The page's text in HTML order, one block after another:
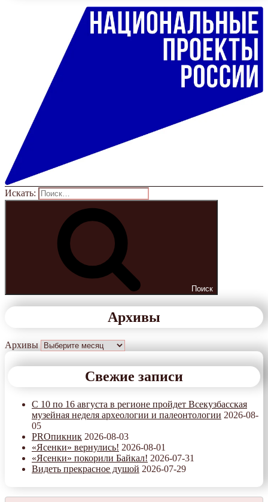
Искать:
Поиск
Архивы
Архивы
Свежие записи
С 10 по 16 августа в регионе пройдет Всекузбасская
музейная неделя археологии и палеонтологии 2026-08-
05
PROпикник 2026-08-03
«Ясенки» вернулись! 2026-08-01
«Ясенки» покорили Байкал! 2026-07-31
Видеть прекрасное душой 2026-07-29